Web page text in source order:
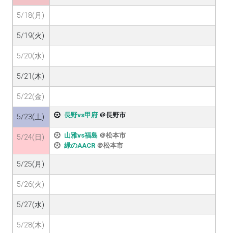
5/18(月)
5/19(火)
5/20(水)
5/21(木)
5/22(金)
5/23(土) 長野vs甲府 ＠長野市
5/24(日) 山雅vs福島 ＠松本市
緑のAACR ＠松本市
5/25(月)
5/26(火)
5/27(水)
5/28(木)